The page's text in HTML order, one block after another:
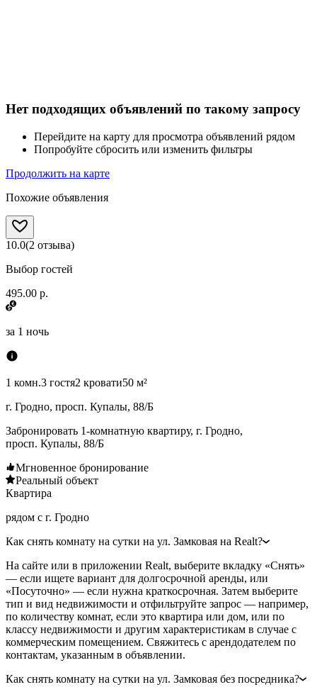
Нет подходящих объявлений по такому запросу
Перейдите на карту для просмотра объявлений рядом
Попробуйте сбросить или изменить фильтры
Продолжить на карте
Похожие объявления
10.0(2 отзыва)
Выбор гостей
495.00 р.
за 1 ночь
1 комн.3 гостя2 кровати50 м²
г. Гродно, просп. Купалы, 88/Б
Забронировать 1-комнатную квартиру, г. Гродно,
просп. Купалы, 88/Б
Мгновенное бронирование
Реальный объект
Квартира
рядом с г. Гродно
Как снять комнату на сутки на ул. Замковая на Realt?
На сайте или в приложении Realt, выберите вкладку «Снять»
— если ищете вариант для долгосрочной аренды, или
«Посуточно» — если нужна краткосрочная. Затем выберите
тип и вид недвижимости и отфильтруйте запрос — например,
по количеству комнат, если это квартира или дом, или по
классу недвижимости и другим характеристикам в случае с
коммерческим помещением. Свяжитесь с арендодателем по
контактам, указанным в объявлении.
Как снять комнату на сутки на ул. Замковая без посредника?